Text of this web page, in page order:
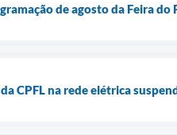
de agosto da Feira
CPFL na rede elétrica